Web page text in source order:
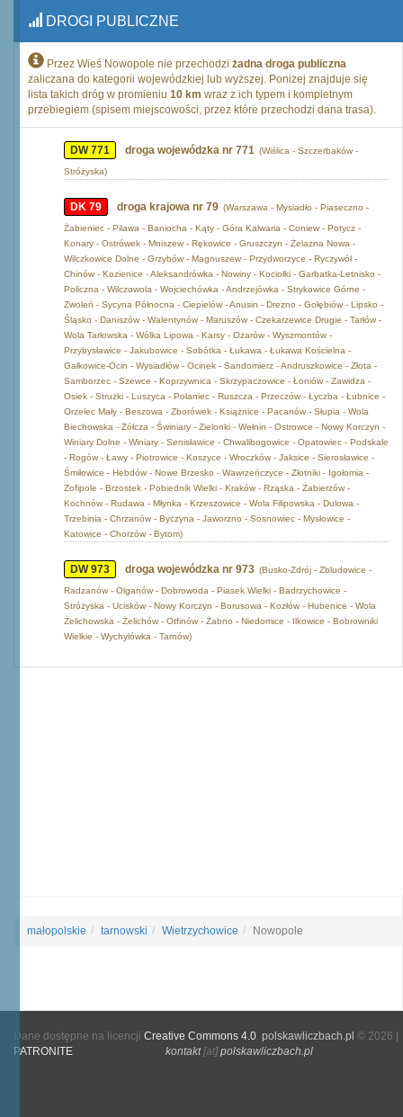
DROGI PUBLICZNE
Przez Wieś Nowopole nie przechodzi żadna droga publiczna
zaliczana do kategorii wojewódzkiej lub wyższej. Poniżej znajduje się
lista takich dróg w promieniu 10 km wraz z ich typem i kompletnym
przebiegiem (spisem miejscowości, przez które przechodzi dana trasa).
DW 771 droga wojewódzka nr 771 (Wiślica - Szczerbaków -
Stróżyska)
DK 79 droga krajowa nr 79 (Warszawa - Mysiadło - Piaseczno -
Żabieniec - Pilawa - Baniocha - Kąty - Góra Kalwaria - Coniew - Potycz -
Konary - Ostrówek - Mniszew - Rękowice - Gruszczyn - Żelazna Nowa -
Wilczkowice Dolne - Grzybów - Magnuszew - Przydworzyce - Ryczywół -
Chinów - Kozienice - Aleksandrówka - Nowiny - Kociołki - Garbatka-Letnisko -
Policzna - Wilczowola - Wojciechówka - Andrzejówka - Strykowice Górne -
Zwoleń - Sycyna Północna - Ciepielów - Anusin - Drezno - Gołębiów - Lipsko -
Śląsko - Daniszów - Walentynów - Maruszów - Czekarzewice Drugie - Tarłów -
Wola Tarłowska - Wólka Lipowa - Karsy - Ożarów - Wyszmontów -
Przybysławice - Jakubowice - Sobótka - Łukawa - Łukawa Kościelna -
Gałkowice-Ocin - Wysiadłów - Ocinek - Sandomierz - Andruszkowice - Złota -
Samborzec - Szewce - Koprzywnica - Skrzypaczowice - Łoniów - Zawidza -
Osiek - Strużki - Luszyca - Połaniec - Ruszcza - Przeczów - Łyczba - Łubnice -
Orzelec Mały - Beszowa - Zborówek - Książnice - Pacanów - Słupia - Wola
Biechowska - Żółcza - Świniary - Zielonki - Wełnin - Ostrowce - Nowy Korczyn -
Winiary Dolne - Winiary - Senisławice - Chwalibogowice - Opatowiec - Podskale
- Rogów - Ławy - Piotrowice - Koszyce - Wroczków - Jaksice - Sierosławice -
Śmiłowice - Hebdów - Nowe Brzesko - Wawrzeńczyce - Złotniki - Igołomia -
Zofipole - Brzostek - Pobiednik Wielki - Kraków - Rząska - Zabierzów -
Kochnów - Rudawa - Młynka - Krzeszowice - Wola Filipowska - Dulowa -
Trzebinia - Chrzanów - Byczyna - Jaworzno - Sosnowiec - Mysłowice -
Katowice - Chorzów - Bytom)
DW 973 droga wojewódzka nr 973 (Busko-Zdrój - Zbludowice -
Radzanów - Olganów - Dobrowoda - Piasek Wielki - Badrzychowice -
Stróżyska - Ucisków - Nowy Korczyn - Borusowa - Kozłów - Hubenice - Wola
Żelichowska - Żelichów - Otfinów - Żabno - Niedomice - Ilkowice - Bobrowniki
Wielkie - Wychylówka - Tarnów)
małopolskie tarnowski Wietrzychowice Nowopole
Dane dostępne na licencji Creative Commons 4.0. polskawliczbach.pl © 2026 |
PATRONITE
kontakt[at]polskawliczbach.pl